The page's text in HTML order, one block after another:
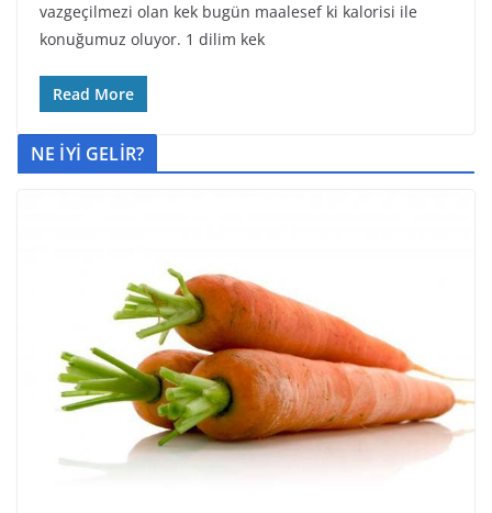
vazgeçilmezi olan kek bugün maalesef ki kalorisi ile
konuğumuz oluyor. 1 dilim kek
Read More
NE İYİ GELİR?